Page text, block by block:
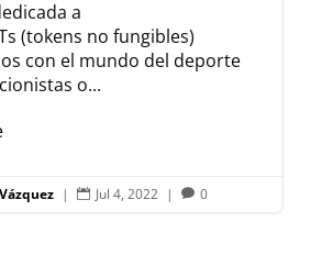
a
(tokens no fungibles)
con el mundo del deporte
o...
|  Jul 4, 2022 |  0